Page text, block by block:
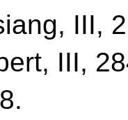
III,
III,